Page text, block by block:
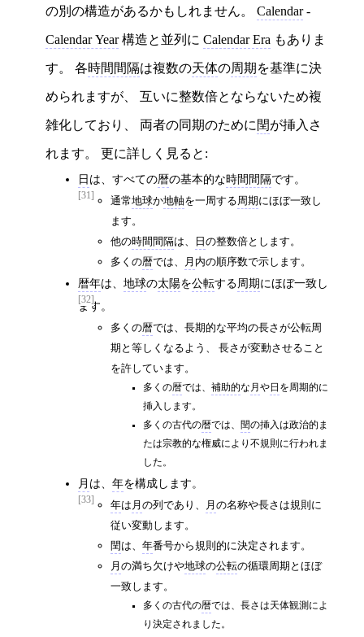
の別の構造があるかもしれません。 Calendar-
Calendar Year構造と並列に Calendar Era もありま
す。 各時間間隔は複数の天体の周期 を基準に決
められますが、 互いに整数倍とならないため複
雑化しており、 両者の同期のために 閏が挿入さ
れます。 更に詳しく見ると:
[31]
日は、すべての暦の基本的な時間間隔です。
通常地球か地軸を一周する周期にほぼ一致し
ます。
他の時間間隔は、 日 の整数倍とします。
多くの暦では、 月 内の順序数で示します。
[32]
暦年は、 地球の太陽を公転する周期にほぼ一致し
ます。
多くの暦では、長期的な平均の長さが公転周
期と等しくなるよう、 長さが変動させること
を許しています。
多くの暦では、 補助的な 月 や日 を周期的に
挿入します。
多くの古代の暦では、 閏の挿入は政治的ま
たは宗教的な権威により不規則に行われま
した。
[33]
月 は、 年を構成します。
年は 月 の列であり、 月 の名称や長さは規則に
従い変動します。
閏 は、 年番号から規則的に決定されます。
月 の満ち欠けや地球の公転の循環周期とほぼ
一致します。
多くの古代の暦では、長さは天体観測によ
り決定されました。